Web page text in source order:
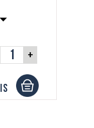
chiffon de
+